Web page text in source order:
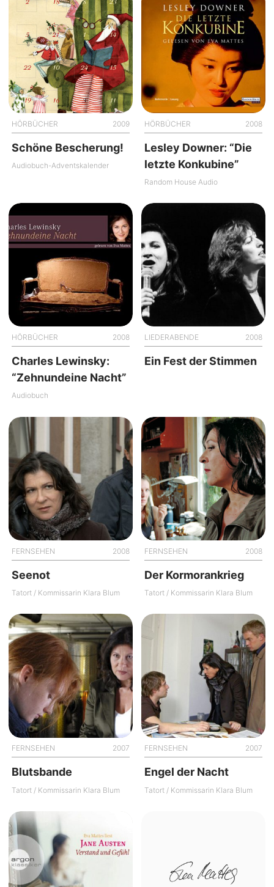
HÖRBÜCHER 2009
Schöne Bescherung!
Audiobuch-Adventskalender
HÖRBÜCHER 2008
Lesley Downer: “Die
letzte Konkubine”
Random House Audio
HÖRBÜCHER 2008
Charles Lewinsky:
“Zehnundeine Nacht”
Audiobuch
LIEDERABENDE 2008
Ein Fest der Stimmen
FERNSEHEN 2008
Seenot
Tatort / Kommissarin Klara Blum
FERNSEHEN 2008
Der Kormorankrieg
Tatort / Kommissarin Klara Blum
FERNSEHEN 2007
Blutsbande
Tatort / Kommissarin Klara Blum
FERNSEHEN 2007
Engel der Nacht
Tatort / Kommissarin Klara Blum